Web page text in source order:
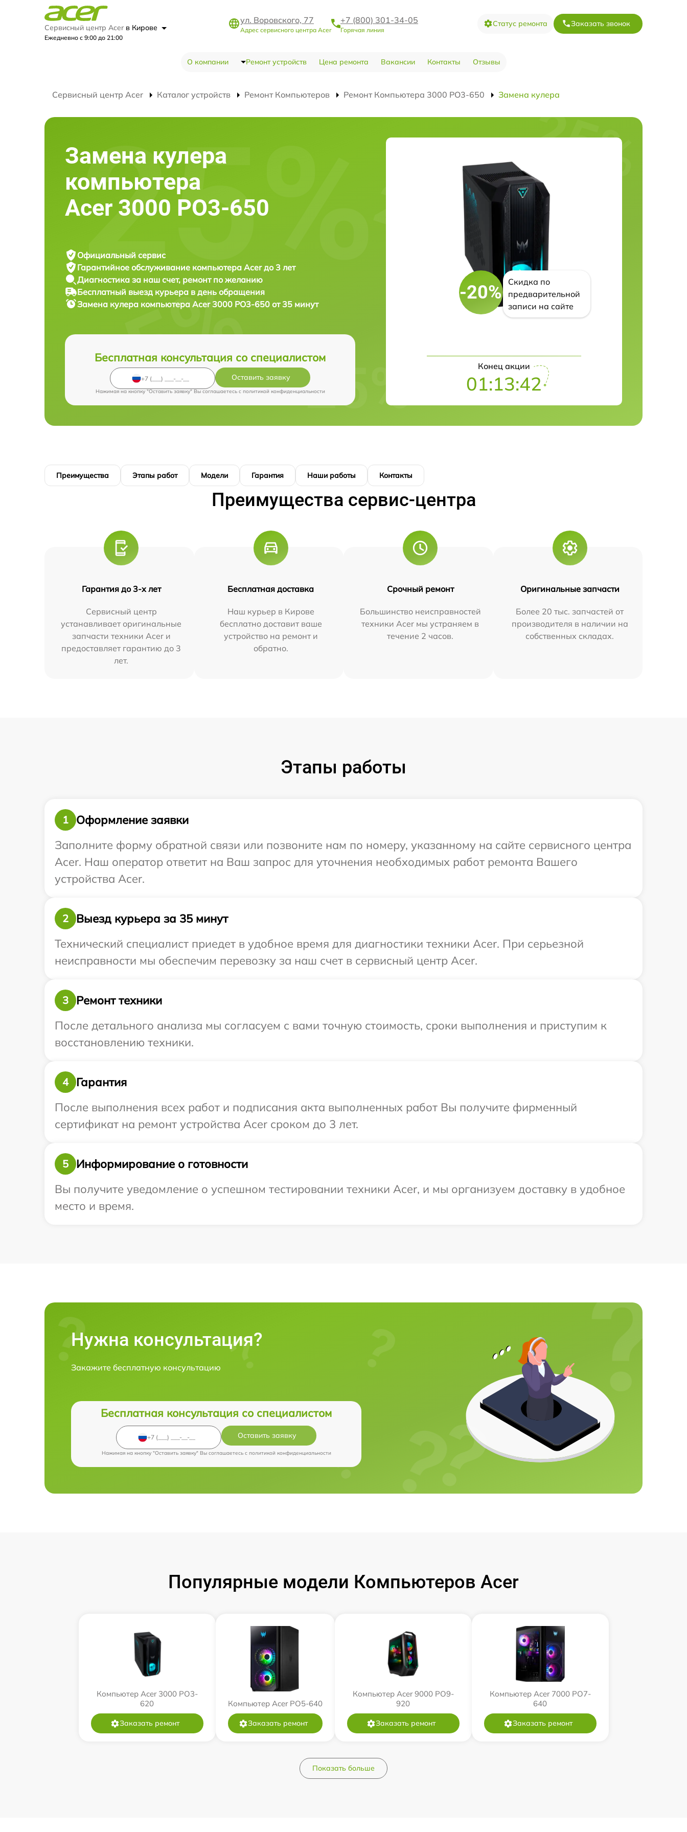
Сервисный центр Acer в Кирове
Ежедневно с 9:00 до 21:00
ул. Воровского, 77
Адрес сервисного центра Acer
+7 (800) 301-34-05
Горячая линия
Статус ремонта Заказать звонок
О компании Ремонт устройств Цена ремонта Вакансии Контакты Отзывы
Сервисный центр Acer Каталог устройств Ремонт Компьютеров Ремонт Компьютера 3000 PO3-650 Замена кулера
Замена кулера
компьютера
Acer 3000 PO3-650
Официальный сервис
Гарантийное обслуживание компьютера Acer до 3 лет
Диагностика за наш счет, ремонт по желанию
Бесплатный выезд курьера в день обращения
Замена кулера компьютера Acer 3000 PO3-650 от 35 минут
Бесплатная консультация со специалистом
Оставить заявку
Нажимая на кнопку "Оставить заявку" Вы соглашаетесь c политикой конфиденциальности
-20%
Скидка по
предварительной
записи на сайте
Конец акции
01:13:41
Преимущества Этапы работ Модели Гарантия Наши работы Контакты
Преимущества сервис-центра
Гарантия до 3-х лет
Сервисный центр
устанавливает оригинальные
запчасти техники Acer и
предоставляет гарантию до 3
лет.
Бесплатная доставка
Наш курьер в Кирове
бесплатно доставит ваше
устройство на ремонт и
обратно.
Срочный ремонт
Большинство неисправностей
техники Acer мы устраняем в
течение 2 часов.
Оригинальные запчасти
Более 20 тыс. запчастей от
производителя в наличии на
собственных складах.
Этапы работы
1
Оформление заявки
Заполните форму обратной связи или позвоните нам по номеру, указанному на сайте сервисного центра
Acer. Наш оператор ответит на Ваш запрос для уточнения необходимых работ ремонта Вашего
устройства Acer.
2
Выезд курьера за 35 минут
Технический специалист приедет в удобное время для диагностики техники Acer. При серьезной
неисправности мы обеспечим перевозку за наш счет в сервисный центр Acer.
3
Ремонт техники
После детального анализа мы согласуем с вами точную стоимость, сроки выполнения и приступим к
восстановлению техники.
4
Гарантия
После выполнения всех работ и подписания акта выполненных работ Вы получите фирменный
сертификат на ремонт устройства Acer сроком до 3 лет.
5
Информирование о готовности
Вы получите уведомление о успешном тестировании техники Acer, и мы организуем доставку в удобное
место и время.
Нужна консультация?
Закажите бесплатную консультацию
Бесплатная консультация со специалистом
Оставить заявку
Нажимая на кнопку "Оставить заявку" Вы соглашаетесь c политикой конфиденциальности
Популярные модели Компьютеров Acer
Компьютер Acer 3000 PO3-
620
Заказать ремонт
Компьютер Acer PO5-640
Заказать ремонт
Компьютер Acer 9000 PO9-
920
Заказать ремонт
Компьютер Acer 7000 PO7-
640
Заказать ремонт
Показать больше